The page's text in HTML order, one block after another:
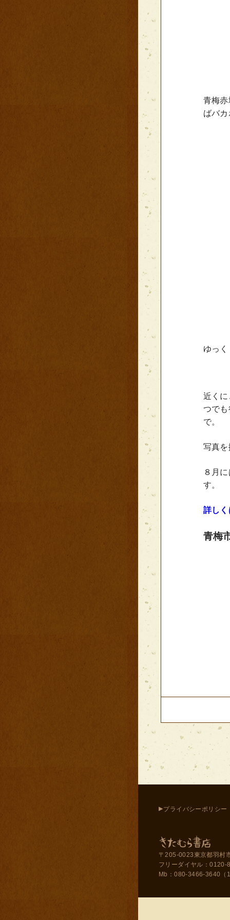
青梅
ばバ
ゆっ
近く
つで
で。
写真
８月
す。
詳し
青梅
▸プライバシーポリシー
〒205-0023東京都羽村
フリーダイヤル：
Mb：080-3466-3640（